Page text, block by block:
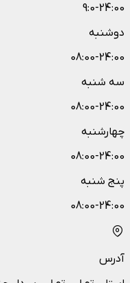
9:0-24:00
دوشنبه
08:00-24:00
سه شنبه
08:00-24:00
چهارشنبه
08:00-24:00
پنج شنبه
08:00-24:00
آدرس